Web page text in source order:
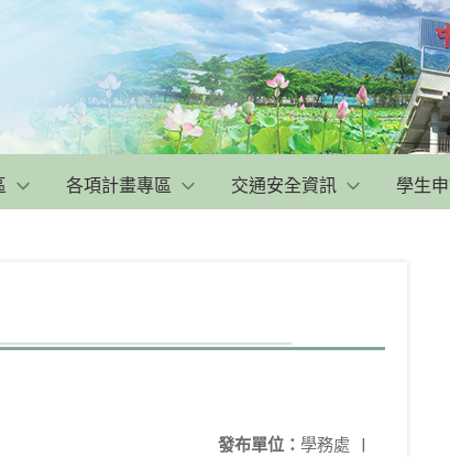
各項計畫專區 交通安全資訊 學生
發布單位： 學務處 |